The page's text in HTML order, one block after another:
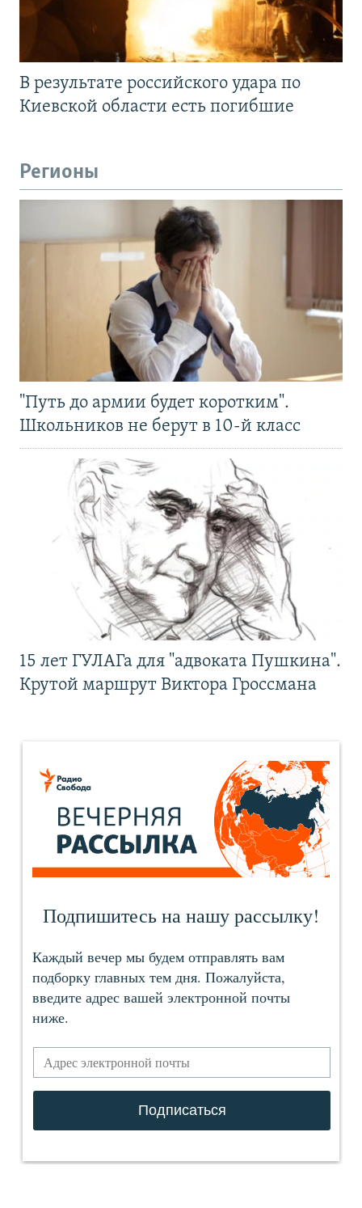
В результате российского удара по
Киевской области есть погибшие
Регионы
"Путь до армии будет коротким".
Школьников не берут в 10-й класс
15 лет ГУЛАГа для "адвоката Пушкина".
Крутой маршрут Виктора Гроссмана